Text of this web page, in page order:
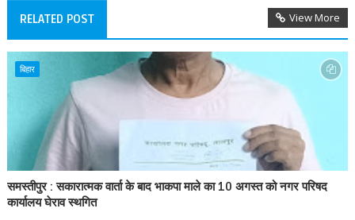
RELATED POST View More
बिहार
समस्तीपुर : सकारात्मक वार्ता के बाद भाकपा माले का 10 अगस्त को नगर परिषद
कार्यालय घेराव स्थगित